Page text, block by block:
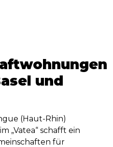
und
(Haut-Rhin)
„Vatea“ schafft ein
für